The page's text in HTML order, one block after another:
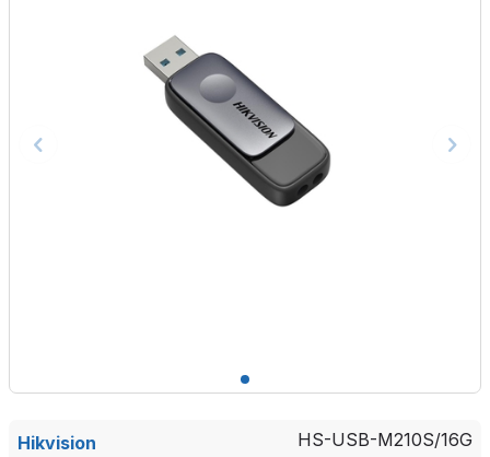
Hikvision HS-USB-M210S/16G